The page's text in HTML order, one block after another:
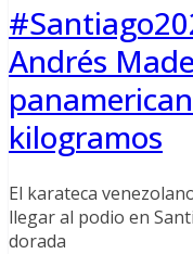
Andrés
kilogramos
El karateca
llegar al podio en
dorada